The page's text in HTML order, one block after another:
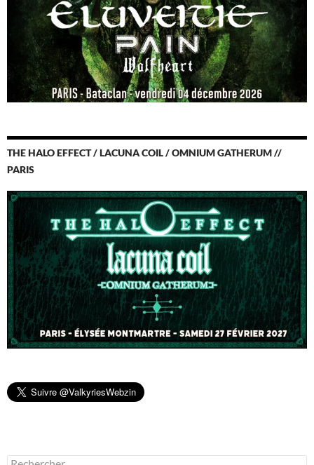
THE HALO EFFECT / LACUNA COIL / OMNIUM GATHERUM //
PARIS
Rechercher :